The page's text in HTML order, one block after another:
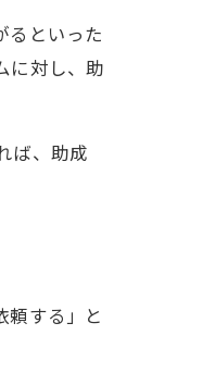
るといった
に対し、助
ば、助成
頼する」と